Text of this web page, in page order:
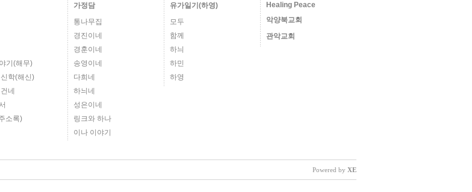
기(해무)
학(해신)
네
소록)
가정담
통나무집
경진이네
경훈이네
송영이네
다희네
하늬네
성은이네
링크와 하나
이나 이야기
유가일기(하영)
모두
함께
하늬
하민
하영
Healing Peace
악양북교회
관악교회
Powered by XE